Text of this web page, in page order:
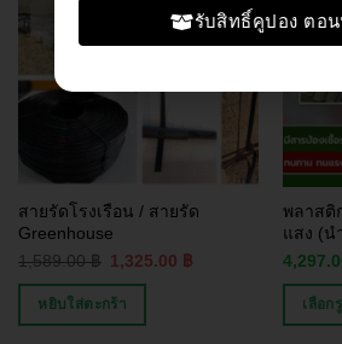
สายรัดโรงเรือน / สายรัด
Greenhouse
1,589.00฿ 1,325.00 ฿
หยิบใส่ตะกร้า
พลาสติ
แสง (น
เลือก
รับสิทธิ์คูปอง ตอ